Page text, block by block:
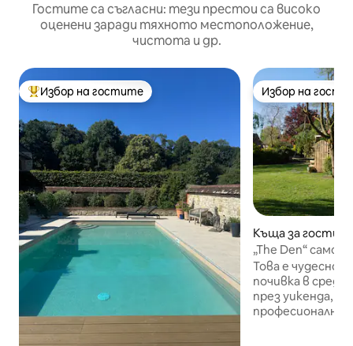
Гостите са съгласни: тези престои са високо
оценени заради тяхното местоположение,
чистота и др.
Най-популярен избор на гостите
Избор на гостите Избор на
Избор на
Къща за гости –
allop
„The Den“
пристройство с
Това е чудесно
почивка в
през уикенда,
професионално